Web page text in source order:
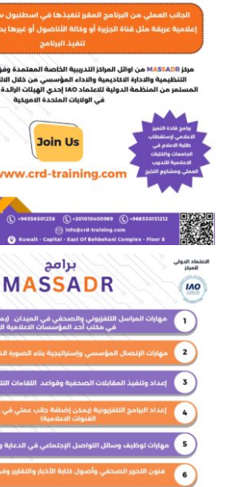
اتصل بنا